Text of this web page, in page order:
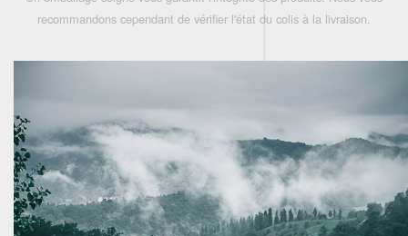
recommandons cependant de vérifier l'état du colis à la livraison.